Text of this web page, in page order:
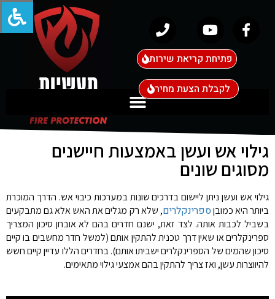
פתיחת קריאת שירות
לקבלת הצעת מחיר
גילוי אש ועשן באמצעות חיישנים
מסוגים שונים
גילוי אש ועשן ניתן ליישום בדרכים שונות במערכות כיבוי אש. הדרך המוכרת
ביותר היא כמובןספרינקלרים, שלא רק מגלים את האש אלא גם מתבקעים
בשביל לכבות אותה. לצד זאת, ישנם חדרים בהם לא אובחן סיכון המצריך
ספרינקלרים או שאין דרך טכנית להתקין אותם (למשל חדר מחשבים בו קיים
סיכון שהמים של הספרינקלרים ישביתו אותם). בחדרים הללו עדיין קיים חשש
להיווצרות עשן, ואז צריך להתקין בהם אמצעי גילוי מתאימים.